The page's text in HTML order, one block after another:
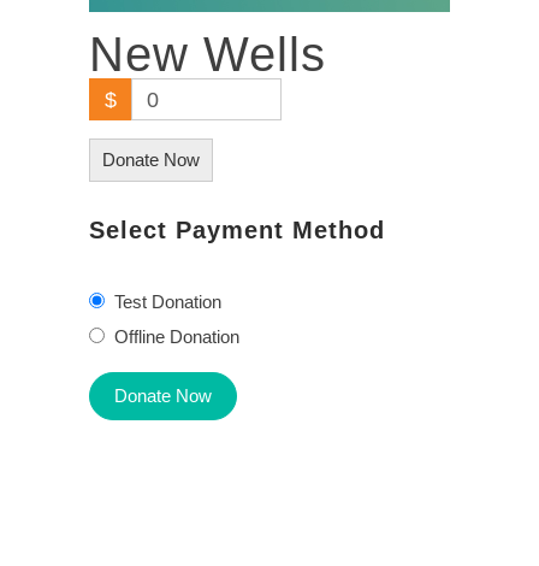
New Wells
$ 0
Donate Now
Select Payment Method
Test Donation
Offline Donation